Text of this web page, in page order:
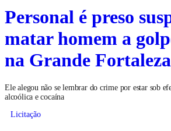
Personal é preso
matar homem a
na Grande Fortaleza
Ele alegou não se lembrar do crime por estar sob
alcoólica e cocaína
Licitação